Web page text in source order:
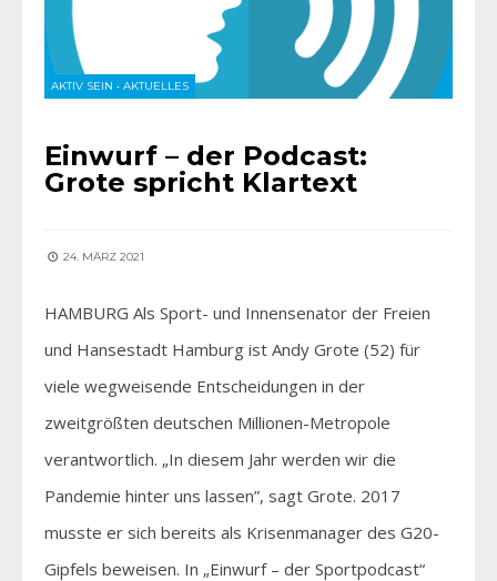
AKTIV SEIN • AKTUELLES
Einwurf – der Podcast:
Grote spricht Klartext
24. MÄRZ 2021
HAMBURG Als Sport- und Innensenator der Freien
und Hansestadt Hamburg ist Andy Grote (52) für
viele wegweisende Entscheidungen in der
zweitgrößten deutschen Millionen-Metropole
verantwortlich. „In diesem Jahr werden wir die
Pandemie hinter uns lassen”, sagt Grote. 2017
musste er sich bereits als Krisenmanager des G20-
Gipfels beweisen. In „Einwurf – der Sportpodcast“